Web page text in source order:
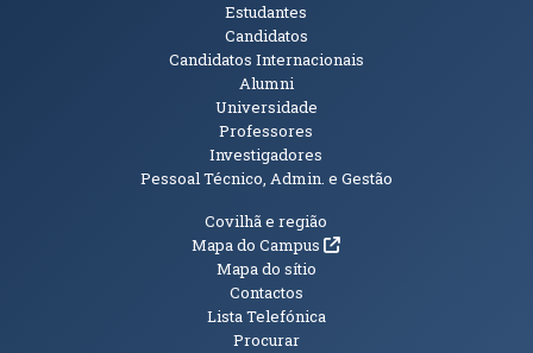
Estudantes
Candidatos
Candidatos Internacionais
Alumni
Universidade
Professores
Investigadores
Pessoal Técnico, Admin. e Gestão
Informações Adicionais
Covilhã e região
Mapa do Campus(abre em nova janela)
Mapa do sítio
Contactos
Lista Telefónica
Procurar